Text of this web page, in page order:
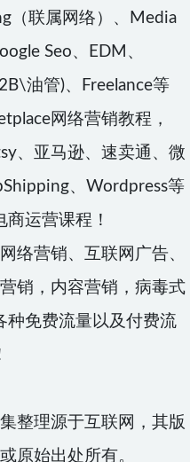
（联属网络）、Media
Seo、EDM、
油管)、Freelance等
网络营销教程，
、亚马逊、速卖通、微
、Wordpress等
运营课程！
络营销、互联网广告、
销，内容营销，病毒式
种免费流量以及付费流
整理源于互联网，其版
原始出处所有。